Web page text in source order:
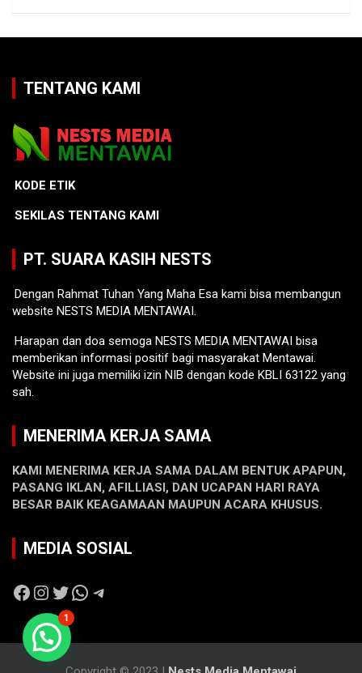
TENTANG KAMI
KODE ETIK
SEKILAS TENTANG KAMI
PT. SUARA KASIH NESTS
Dengan Rahmat Tuhan Yang Maha Esa kami bisa membangun
website NESTS MEDIA MENTAWAI.
Harapan dan doa semoga NESTS MEDIA MENTAWAI bisa
memberikan informasi positif bagi masyarakat Mentawai.
Website ini juga memiliki izin NIB dengan kode KBLI 63122 yang
sah.
MENERIMA KERJA SAMA
KAMI MENERIMA KERJA SAMA DALAM BENTUK APAPUN,
PASANG IKLAN, AFILLIASI, DAN UCAPAN HARI RAYA
BESAR BAIK KEAGAMAAN MAUPUN ACARA KHUSUS.
MEDIA SOSIAL
Facebook
Instagram
Twitter
WhatsApp
Telegram
1